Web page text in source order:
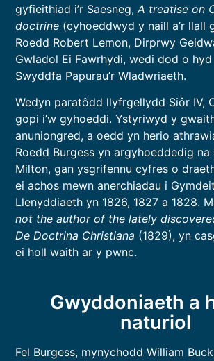
gyfieithiad i’r Saesneg,A treatise on
doctrine (cyhoeddwyd y naill a’r llall
Roedd Robert Lemon, Dirprwy
Gwladol Ei Fawrhydi, wedi dod o
Swyddfa Papurau’r Wladwriaeth.
Wedyn paratôdd llyfrgellydd Siôr IV,
gopi i’w gyhoeddi. Ystyriwyd y
anuniongred, a oedd yn herio
Roedd Burgess yn argyhoeddedig
Milton, gan ysgrifennu cyfres o
ei achos mewn anerchiadau i
Llenyddiaeth yn 1826, 1827 a 1828.
not the author of the lately
De Doctrina Christiana (1829), yn
ei holl waith ar y pwnc.
Gwyddoniaeth a
naturiol
Fel Burgess, mynychodd William